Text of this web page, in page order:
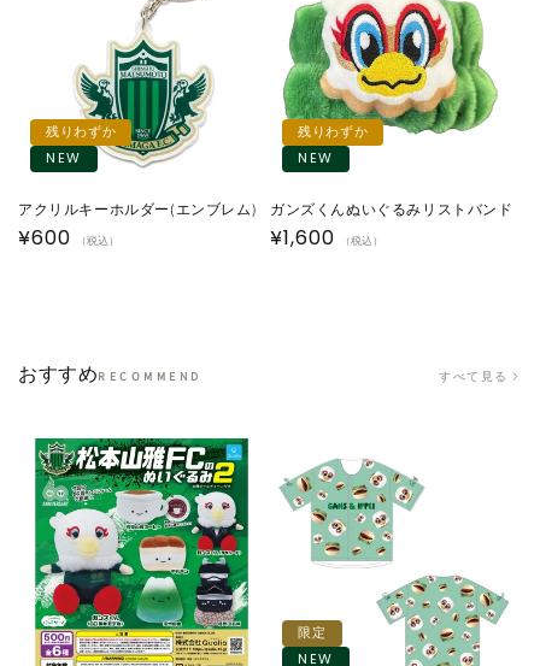
残りわずか
NEW
アクリルキーホルダー(エンブレム)
通
¥600 （税込）
残りわずか
NEW
ガンズくんぬいぐるみリストバンド
通
¥1,600 （税込）
おすすめRECOMMEND すべて見る
限定
NEW